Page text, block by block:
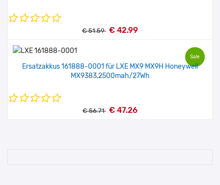
€ 51.59 € 42.99
Sale
Ersatzakkus 161888-0001 für LXE MX9 MX9H Honeywell
MX9383,2500mah/27Wh
€ 56.71 € 47.26